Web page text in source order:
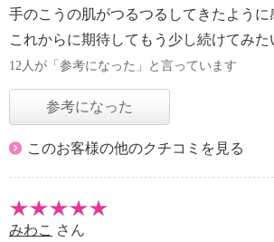
手のこうの肌がつるつるしてきたように
これからに期待してもう少し続けてみた
12人が「参考になった」と言っています
参考になった
このお客様の他のクチコミを見る
みわこ さん